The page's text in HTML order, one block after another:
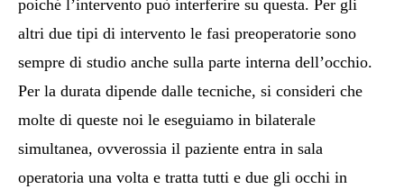
poiché l’intervento può interferire su questa. Per gli
altri due tipi di intervento le fasi preoperatorie sono
sempre di studio anche sulla parte interna dell’occhio.
Per la durata dipende dalle tecniche, si consideri che
molte di queste noi le eseguiamo in bilaterale
simultanea, ovverossia il paziente entra in sala
operatoria una volta e tratta tutti e due gli occhi in